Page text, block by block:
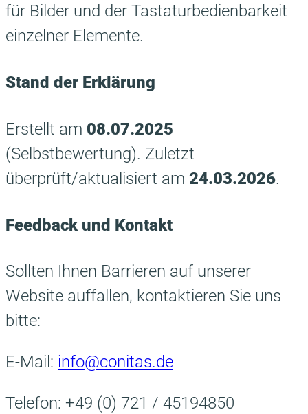
für Bilder und der Tastaturbedienbarkeit
einzelner Elemente.
Stand der Erklärung
Erstellt am 08.07.2025
(Selbstbewertung). Zuletzt
überprüft/aktualisiert am 24.03.2026.
Feedback und Kontakt
Sollten Ihnen Barrieren auf unserer
Website auffallen, kontaktieren Sie uns
bitte:
E-Mail: info@conitas.de
Telefon: +49 (0) 721 / 45194850